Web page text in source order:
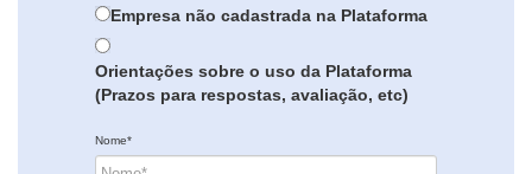
Empresa não cadastrada na Plataforma
Orientações sobre o uso da Plataforma
(Prazos para respostas, avaliação, etc)
Nome*